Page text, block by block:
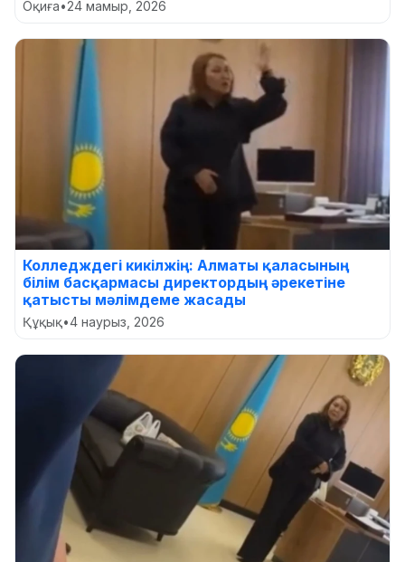
Оқиға•24 мамыр, 2026
Колледждегі кикілжің: Алматы қаласының
білім басқармасы директордың әрекетіне
қатысты мәлімдеме жасады
Құқық•4 наурыз, 2026